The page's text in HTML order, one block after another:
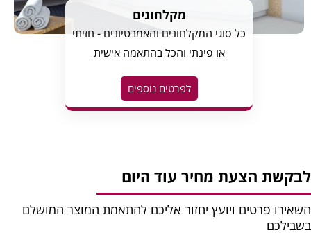
מקלחונים
כל סוגי המקלחונים והאמבטיונים - חזיתי
או פינתי והכל בהתאמה אישית
לפרטים נוספים
הצעת מחיר עוד היום
פרטים ויועץ יחזור אליכם להתאמת המוצר המושלם